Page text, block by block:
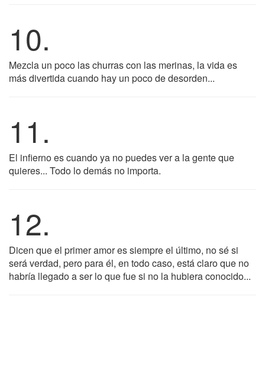
10.
Mezcla un poco las churras con las merinas, la vida es
más divertida cuando hay un poco de desorden...
11.
El infierno es cuando ya no puedes ver a la gente que
quieres... Todo lo demás no importa.
12.
Dicen que el primer amor es siempre el último, no sé si
será verdad, pero para él, en todo caso, está claro que no
habría llegado a ser lo que fue si no la hubiera conocido...